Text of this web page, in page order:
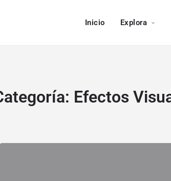
Inicio Explora
Efectos